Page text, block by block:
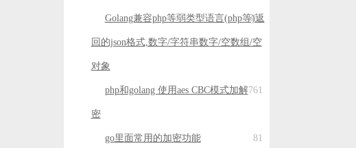
Golang兼容php等弱类型语言(php等)返
回的json格式,数字/字符串数字/空数组/空
对象
854
php和golang 使用aes CBC模式加解
密
761
go里面常用的加密功能 81